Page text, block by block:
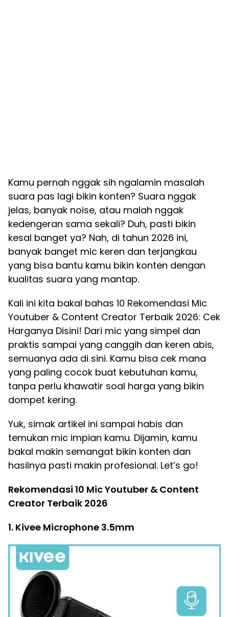
Kamu pernah nggak sih ngalamin masalah
suara pas lagi bikin konten? Suara nggak
jelas, banyak noise, atau malah nggak
kedengeran sama sekali? Duh, pasti bikin
kesal banget ya? Nah, di tahun 2026 ini,
banyak banget mic keren dan terjangkau
yang bisa bantu kamu bikin konten dengan
kualitas suara yang mantap.
Kali ini kita bakal bahas 10 Rekomendasi Mic
Youtuber & Content Creator Terbaik 2026: Cek
Harganya Disini! Dari mic yang simpel dan
praktis sampai yang canggih dan keren abis,
semuanya ada di sini. Kamu bisa cek mana
yang paling cocok buat kebutuhan kamu,
tanpa perlu khawatir soal harga yang bikin
dompet kering.
Yuk, simak artikel ini sampai habis dan
temukan mic impian kamu. Dijamin, kamu
bakal makin semangat bikin konten dan
hasilnya pasti makin profesional. Let’s go!
Rekomendasi 10 Mic Youtuber & Content
Creator Terbaik 2026
1. Kivee Microphone 3.5mm